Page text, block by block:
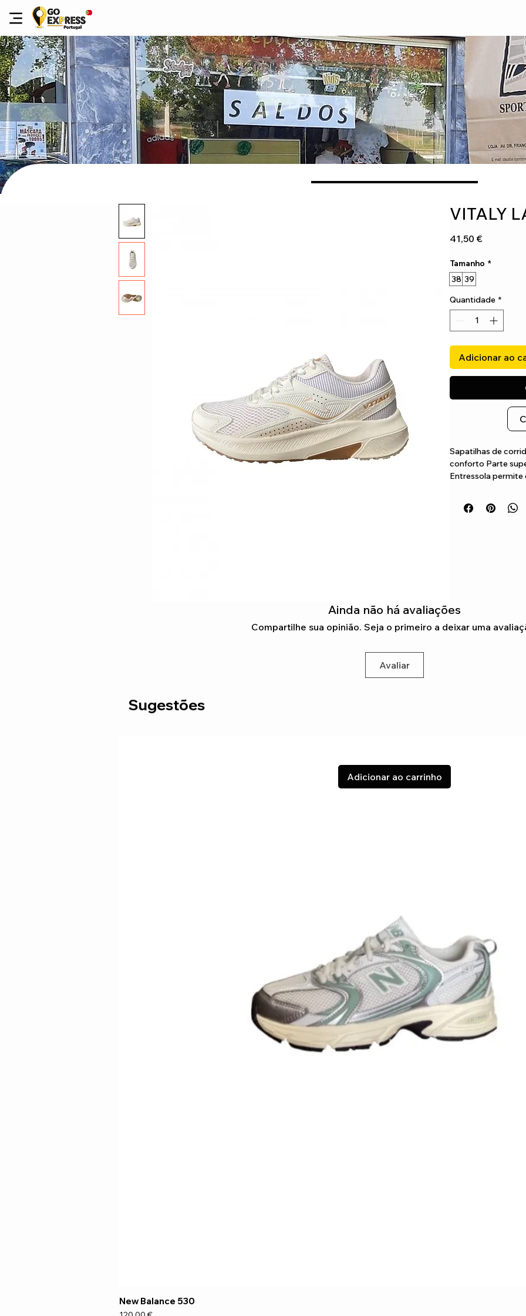
VITALY
41,50 €Preço
Tamanho *
38 39
Quantidade *
Adicionar ao
Sapatilhas de
conforto Parte
Entressola
Ainda não há avaliações
Compartilhe sua opinião. Seja o primeiro a deixar uma
Avaliar
Sugestões
Adicionar ao carrinho
New Balance 530